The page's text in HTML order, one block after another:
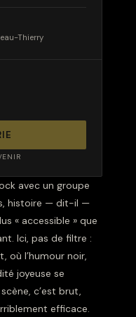
avec un groupe
histoire — dit-il —
« accessible » que
Ici, pas de filtre :
où l’humour noir,
joyeuse se
c’est brut,
efficace.
Thierry